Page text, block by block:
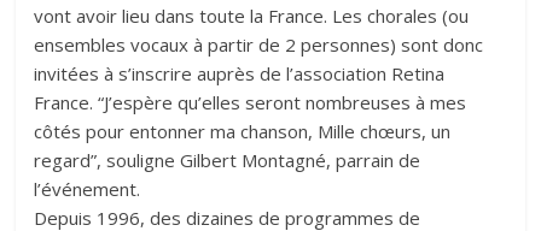
vont avoir lieu dans toute la France. Les chorales (ou
ensembles vocaux à partir de 2 personnes) sont donc
invitées à s’inscrire auprès de l’association Retina
France. “J’espère qu’elles seront nombreuses à mes
côtés pour entonner ma chanson, Mille chœurs, un
regard”, souligne Gilbert Montagné, parrain de
l’événement.
Depuis 1996, des dizaines de programmes de